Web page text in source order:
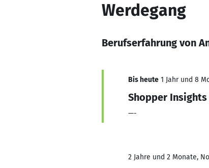
Werdegang
Berufserfahrung von
Bis heute 1 Jahr und 8
Shopper
—-
2 Jahre und 2 Monate,